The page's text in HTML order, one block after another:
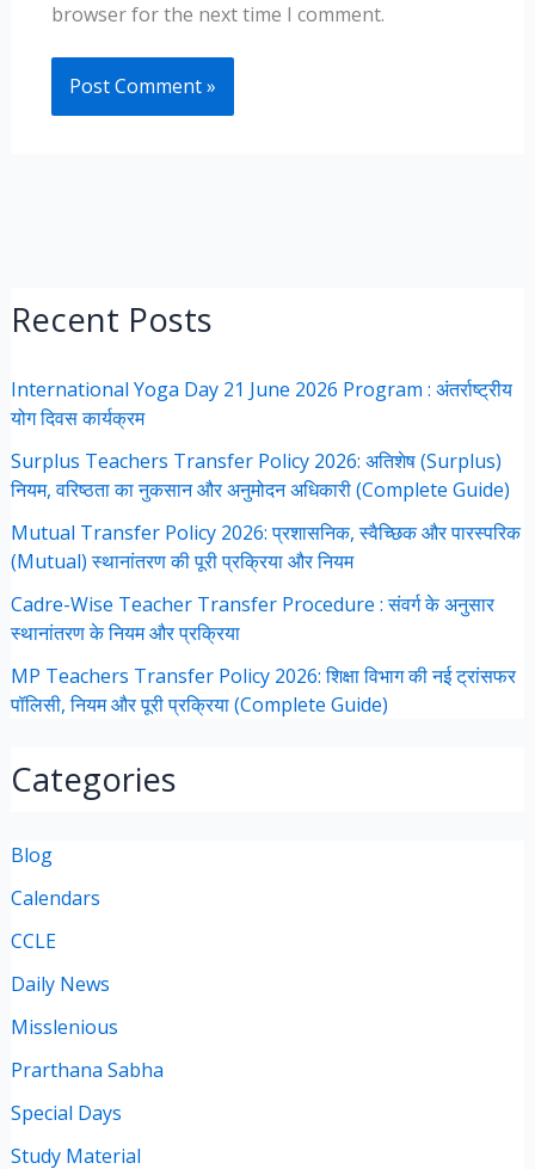
browser for the next time I comment.
Recent Posts
International Yoga Day 21 June 2026 Program : अंतर्राष्ट्रीय
योग दिवस कार्यक्रम
Surplus Teachers Transfer Policy 2026: अतिशेष (Surplus)
नियम, वरिष्ठता का नुकसान और अनुमोदन अधिकारी (Complete Guide)
Mutual Transfer Policy 2026: प्रशासनिक, स्वैच्छिक और पारस्परिक
(Mutual) स्थानांतरण की पूरी प्रक्रिया और नियम
Cadre-Wise Teacher Transfer Procedure : संवर्ग के अनुसार
स्थानांतरण के नियम और प्रक्रिया
MP Teachers Transfer Policy 2026: शिक्षा विभाग की नई ट्रांसफर
पॉलिसी, नियम और पूरी प्रक्रिया (Complete Guide)
Categories
Blog
Calendars
CCLE
Daily News
Misslenious
Prarthana Sabha
Special Days
Study Material